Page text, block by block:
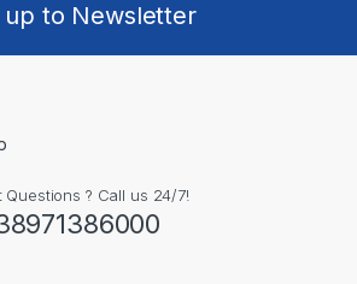
up to Newsletter
Questions ? Call us 24/7!